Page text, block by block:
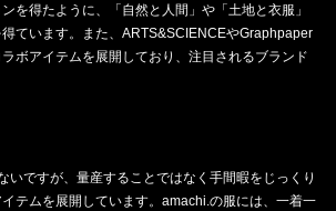
を得たように、「自然と人間」や「土地と衣服」
ています。また、ARTS&SCIENCEやGraphpaper
ボアイテムを展開しており、注目されるブランド
いですが、量産することではなく手間暇をじっくり
テムを展開しています。amachi.の服には、一着一